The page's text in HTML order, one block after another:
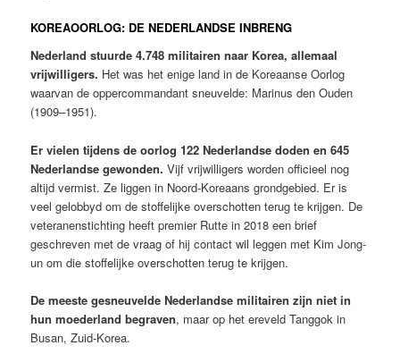
KOREAOORLOG: DE NEDERLANDSE INBRENG
Nederland stuurde 4.748 militairen naar Korea, allemaal
vrijwilligers. Het was het enige land in de Koreaanse Oorlog
waarvan de oppercommandant sneuvelde: Marinus den Ouden
(1909–1951).
Er vielen tijdens de oorlog 122 Nederlandse doden en 645
Nederlandse gewonden.Vijf vrijwilligers worden officieel nog
altijd vermist. Ze liggen in Noord-Koreaans grondgebied. Er is
veel gelobbyd om de stoffelijke overschotten terug te krijgen. De
veteranenstichting heeft premier Rutte in 2018 een brief
geschreven met de vraag of hij contact wil leggen met Kim Jong-
un om die stoffelijke overschotten terug te krijgen.
De meeste gesneuvelde Nederlandse militairen zijn niet in
hun moederland begraven, maar op het ereveld Tanggok in
Busan, Zuid-Korea.